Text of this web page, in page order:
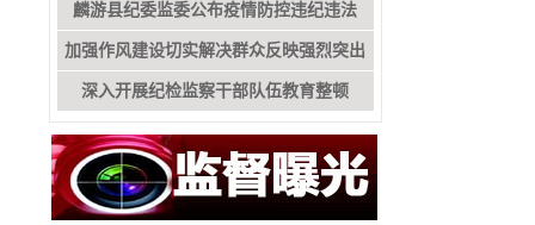
麟游县纪委监委公布疫情防控违纪违法
加强作风建设切实解决群众反映强烈突出
问题专栏
深入开展纪检监察干部队伍教育整顿